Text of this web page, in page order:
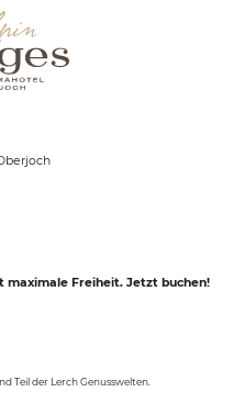
maximale Freiheit. Jetzt buchen!
Teil der Lerch Genusswelten.